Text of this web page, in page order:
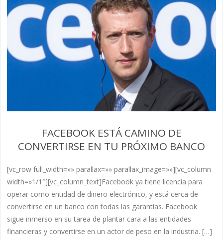
FACEBOOK ESTÁ CAMINO DE
CONVERTIRSE EN TU PRÓXIMO BANCO
[vc_row full_width=»» parallax=»» parallax_image=»»][vc_column
width=»1/1″][vc_column_text]Facebook ya tiene licencia para
operar como entidad de dinero electrónico, y está cerca de
convertirse en un banco con todas las garantías. Facebook
sigue inmerso en su tarea de plantar cara a las entidades
financieras y convertirse en un actor de peso en la industria. […]